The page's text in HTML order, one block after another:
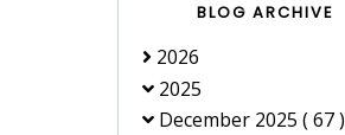
BLOG ARCHIVE
2026
2025
December 2025 ( 67 )